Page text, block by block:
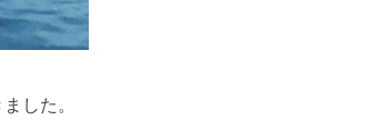
した。